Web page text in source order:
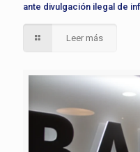
ante divulgación ilegal de
Leer más